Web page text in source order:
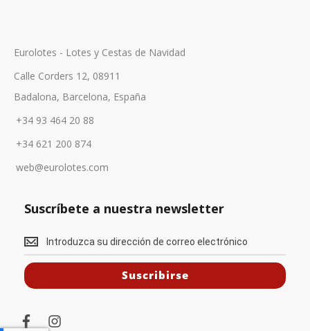
Eurolotes - Lotes y Cestas de Navidad
Calle Corders 12, 08911
Badalona, Barcelona, España
+34 93 464 20 88
+34 621 200 874
web@eurolotes.com
Suscríbete a nuestra newsletter
S
s
r
Suscribirse
f i